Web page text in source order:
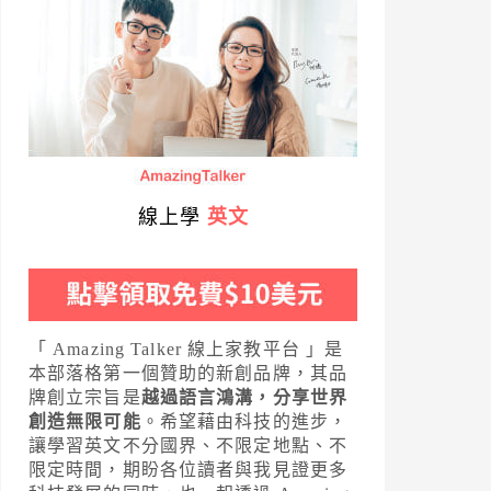
線上學 英文
「 Amazing Talker 線上家教平台 」是
本部落格第一個贊助的新創品牌，其品
牌創立宗旨是越過語言鴻溝，分享世界
創造無限可能 。希望藉由科技的進步，
讓學習英文不分國界、不限定地點、不
限定時間，期盼各位讀者與我見證更多